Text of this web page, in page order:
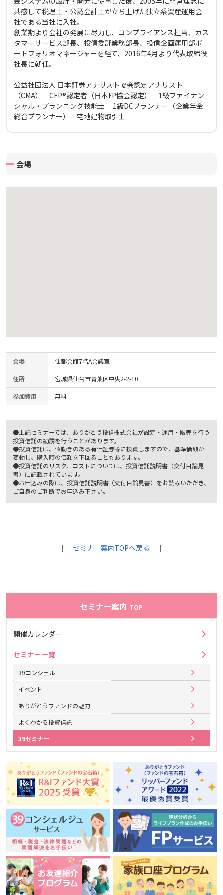
共感して税理士・公認会計士が立ち上げた独立系資産運用会
社である当社に入社。
創業期より会社の発展に尽力し、コンプライアンス担当、カス
タマーサービス部長、投信委託業務部長、投信企画運用部ポ
ートフォリオマネージャーを経て、2016年4月より代表取締役
社長に就任。
公益社団法人 日本証券アナリスト協会認定アナリスト
（CMA） CFP®認定者（日本FP協会認定） 1級ファイナン
シャル・プランニング技能士 1級DCプランナー（企業年金
総合プランナー） 宅地建物取引士
会場
会場 仙都会館7階A会議室
住所 宮城県仙台市青葉区中央2-2-10
参加費用 無料
●上記セミナーでは、ありがとう投信株式会社が設定・運用・販売を行う
投資信託の勧誘を行うことがあります。
●投資信託は、値動きのある有価証券等に投資しますので、基準価額が
変動し、購入時の価額を下回ることもあります。
●投資信託のリスク、コストについては、投資信託説明書（交付目論見
書）に記載されています。
●お申込みの際は、投資信託説明書（交付目論見書）をお読みいただき、
ご自身のご判断でお申込み下さい。
｜セミナー案内TOPへ戻る ｜
セミナー案内 TOP
開催カレンダー
セミナー一覧
39コンシェル
イベント
ありがとうファンドの魅力
よくわかる投資信託
39セミナー